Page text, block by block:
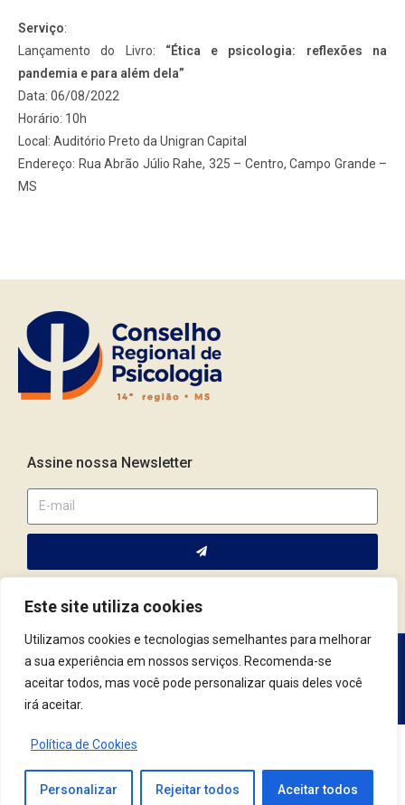
Este site utiliza cookies
Utilizamos cookies e tecnologias semelhantes para melhorar
a sua experiência em nossos serviços. Recomenda-se
aceitar todos, mas você pode personalizar quais deles você
irá aceitar.
Política de Cookies
Personalizar Rejeitar todos Aceitar todos
Serviço:
Lançamento do Livro: “Ética e psicologia: reflexões na
pandemia e para além dela”
Data: 06/08/2022
Horário: 10h
Local: Auditório Preto da Unigran Capital
Endereço: Rua Abrão Júlio Rahe, 325 – Centro, Campo Grande –
MS
Assine nossa Newsletter
Av. Fernando Corrêa da Costa, 2044 | Cep.: 79.004-311 | Campo
Grande / MS | (67) 3382.4801 | (67) 9123.7759